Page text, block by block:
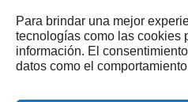
Para brindar una mejor
tecnologías como las cookies
información. El
datos como el
¿Nos invitas a un